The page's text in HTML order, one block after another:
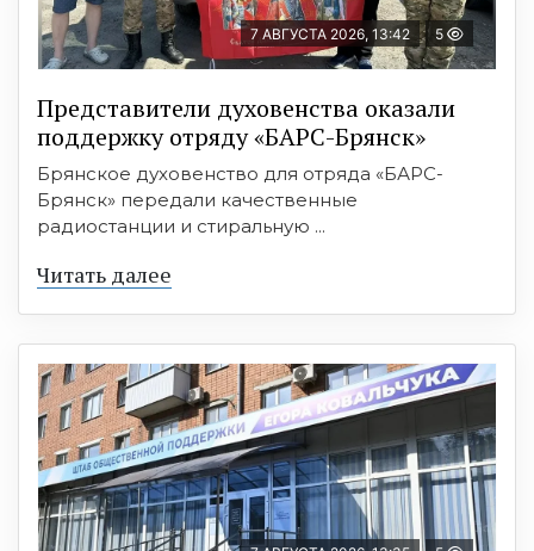
7 АВГУСТА 2026, 13:42 5
Представители духовенства оказали
поддержку отряду «БАРС-Брянск»
Брянское духовенство для отряда «БАРС-
Брянск» передали качественные
радиостанции и стиральную ...
Читать далее